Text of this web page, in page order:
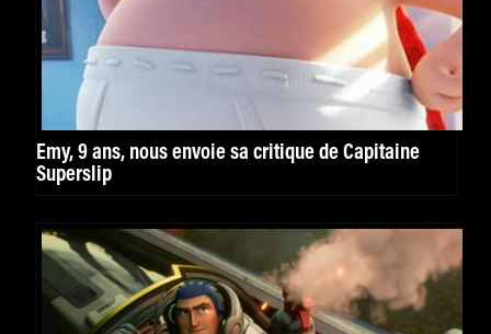
Emy, 9 ans, nous envoie sa critique de Capitaine
Superslip